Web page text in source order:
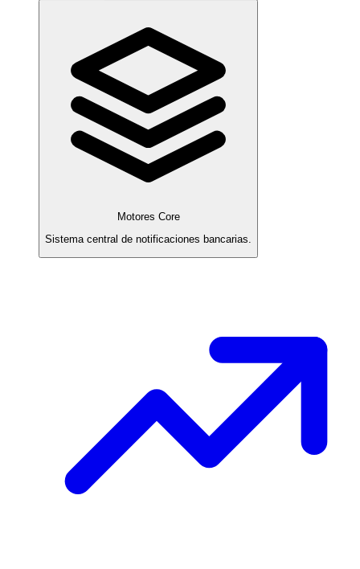
Motores Core
Sistema central de notificaciones bancarias.